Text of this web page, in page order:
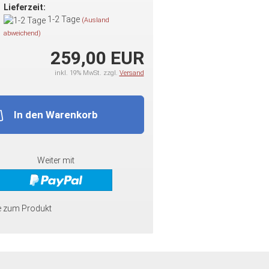
Lieferzeit:
1-2 Tage (Ausland
abweichend)
259,00 EUR
inkl. 19% MwSt. zzgl. Versand
In den Warenkorb
Weiter mit
zum Produkt